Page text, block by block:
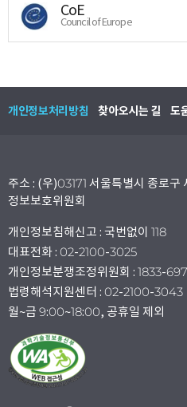
CoE
Council of Europe
개인정보처리방침 찾아오시는 길 도
주소 : (우)03171 서울특별시 종로
정보보호위원회
개인정보침해신고 : 국번없이 118
대표전화 : 02-2100-3025
개인정보분쟁조정위원회 : 1833-
법령해석지원센터 : 02-2100-3043
월~금 9:00~18:00, 공휴일 제외